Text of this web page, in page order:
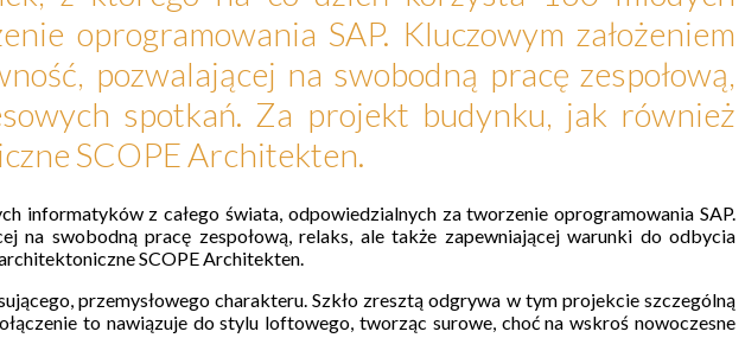
oprogramowania SAP. Kluczowym założeniem
pozwalającej na swobodną pracę zespołową,
spotkań. Za projekt budynku, jak również
SCOPE Architekten.
z całego świata, odpowiedzialnych za tworzenie oprogramowania SAP.
na swobodną pracę zespołową, relaks, ale także zapewniającej warunki do odbycia
SCOPE Architekten.
przemysłowego charakteru. Szkło zresztą odgrywa w tym projekcie szczególną
to nawiązuje do stylu loftowego, tworząc surowe, choć na wskroś nowoczesne